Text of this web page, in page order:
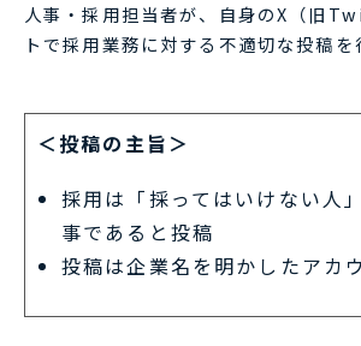
人事・採用担当者が、自身のX（旧
トで採用業務に対する不適切な投稿を
＜投稿の主旨＞
採用は「採ってはいけない人
事であると投稿
投稿は企業名を明かしたアカ